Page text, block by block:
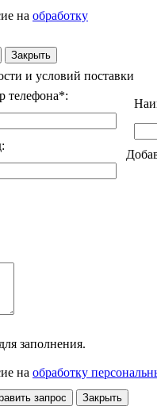
на обработку
и условий поставки
телефона*:
заполнения.
на обработку